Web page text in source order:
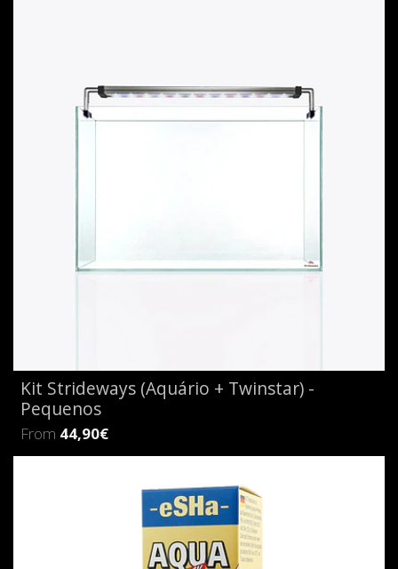
Kit Strideways (Aquário + Twinstar) -
Pequenos
From 44,90€